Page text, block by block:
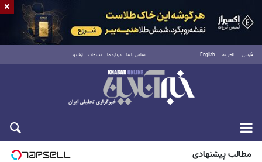
فارسی العربية English تماس با ما درباره ما تبلیغات آرشیو
جمعه ۱۶ مرداد ۱۴۰۵
مطالب پیشنهادی
×